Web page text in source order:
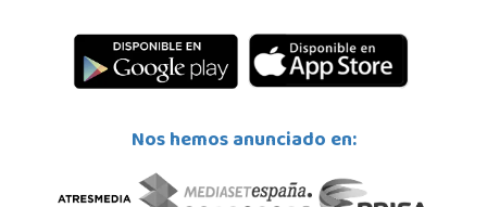
Nos hemos anunciado en: